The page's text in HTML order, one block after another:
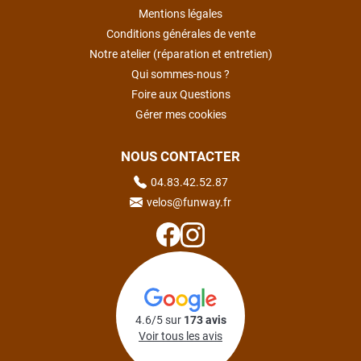
Mentions légales
Conditions générales de vente
Notre atelier (réparation et entretien)
Qui sommes-nous ?
Foire aux Questions
Gérer mes cookies
NOUS CONTACTER
04.83.42.52.87
velos@funway.fr
4.6/5 sur 173 avis
Voir tous les avis